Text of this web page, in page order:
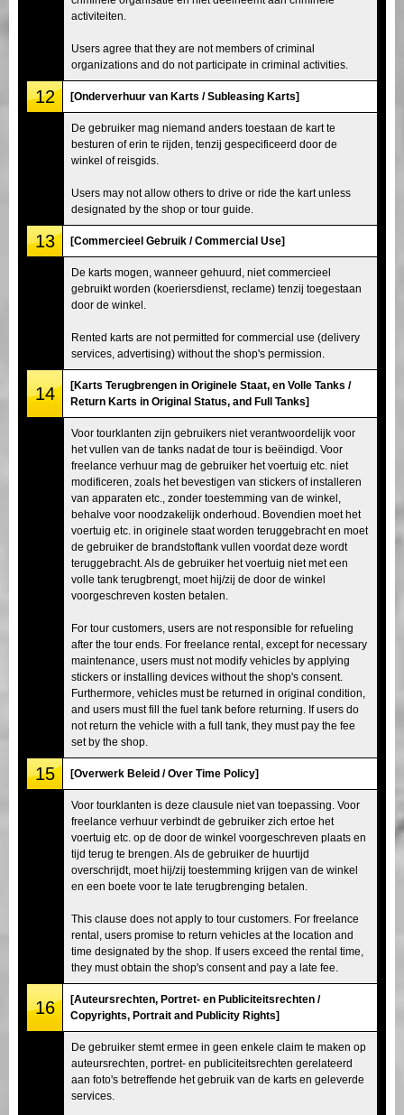
activiteiten.
Users agree that they are not members of criminal
organizations and do not participate in criminal activities.
12 [Onderverhuur van Karts / Subleasing Karts]
De gebruiker mag niemand anders toestaan de kart te
besturen of erin te rijden, tenzij gespecificeerd door de
winkel of reisgids.
Users may not allow others to drive or ride the kart unless
designated by the shop or tour guide.
13 [Commercieel Gebruik / Commercial Use]
De karts mogen, wanneer gehuurd, niet commercieel
gebruikt worden (koeriersdienst, reclame) tenzij toegestaan
door de winkel.
Rented karts are not permitted for commercial use (delivery
services, advertising) without the shop's permission.
14
[Karts Terugbrengen in Originele Staat, en Volle Tanks /
Return Karts in Original Status, and Full Tanks]
Voor tourklanten zijn gebruikers niet verantwoordelijk voor
het vullen van de tanks nadat de tour is beëindigd. Voor
freelance verhuur mag de gebruiker het voertuig etc. niet
modificeren, zoals het bevestigen van stickers of installeren
van apparaten etc., zonder toestemming van de winkel,
behalve voor noodzakelijk onderhoud. Bovendien moet het
voertuig etc. in originele staat worden teruggebracht en moet
de gebruiker de brandstoftank vullen voordat deze wordt
teruggebracht. Als de gebruiker het voertuig niet met een
volle tank terugbrengt, moet hij/zij de door de winkel
voorgeschreven kosten betalen.
For tour customers, users are not responsible for refueling
after the tour ends. For freelance rental, except for necessary
maintenance, users must not modify vehicles by applying
stickers or installing devices without the shop's consent.
Furthermore, vehicles must be returned in original condition,
and users must fill the fuel tank before returning. If users do
not return the vehicle with a full tank, they must pay the fee
set by the shop.
15 [Overwerk Beleid / Over Time Policy]
Voor tourklanten is deze clausule niet van toepassing. Voor
freelance verhuur verbindt de gebruiker zich ertoe het
voertuig etc. op de door de winkel voorgeschreven plaats en
tijd terug te brengen. Als de gebruiker de huurtijd
overschrijdt, moet hij/zij toestemming krijgen van de winkel
en een boete voor te late terugbrenging betalen.
This clause does not apply to tour customers. For freelance
rental, users promise to return vehicles at the location and
time designated by the shop. If users exceed the rental time,
they must obtain the shop's consent and pay a late fee.
16
[Auteursrechten, Portret- en Publiciteitsrechten /
Copyrights, Portrait and Publicity Rights]
De gebruiker stemt ermee in geen enkele claim te maken op
auteursrechten, portret- en publiciteitsrechten gerelateerd
aan foto's betreffende het gebruik van de karts en geleverde
services.